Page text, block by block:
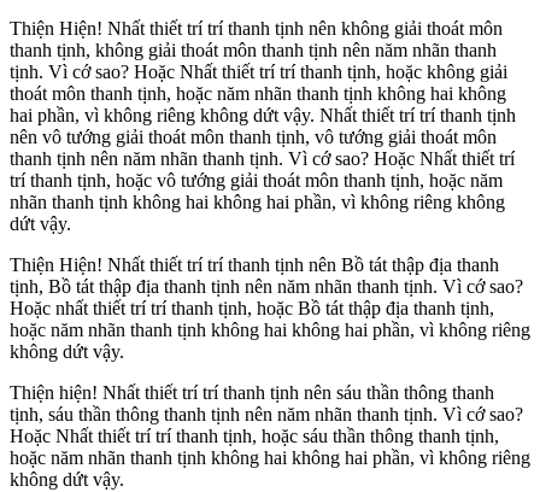
Thiện Hiện! Nhất thiết trí trí thanh tịnh nên không giải thoát môn
thanh tịnh, không giải thoát môn thanh tịnh nên năm nhãn thanh
tịnh. Vì cớ sao? Hoặc Nhất thiết trí trí thanh tịnh, hoặc không giải
thoát môn thanh tịnh, hoặc năm nhãn thanh tịnh không hai không
hai phần, vì không riêng không dứt vậy. Nhất thiết trí trí thanh tịnh
nên vô tướng giải thoát môn thanh tịnh, vô tướng giải thoát môn
thanh tịnh nên năm nhãn thanh tịnh. Vì cớ sao? Hoặc Nhất thiết trí
trí thanh tịnh, hoặc vô tướng giải thoát môn thanh tịnh, hoặc năm
nhãn thanh tịnh không hai không hai phần, vì không riêng không
dứt vậy.
Thiện Hiện! Nhất thiết trí trí thanh tịnh nên Bồ tát thập địa thanh
tịnh, Bồ tát thập địa thanh tịnh nên năm nhãn thanh tịnh. Vì cớ sao?
Hoặc nhất thiết trí trí thanh tịnh, hoặc Bồ tát thập địa thanh tịnh,
hoặc năm nhãn thanh tịnh không hai không hai phần, vì không riêng
không dứt vậy.
Thiện hiện! Nhất thiết trí trí thanh tịnh nên sáu thần thông thanh
tịnh, sáu thần thông thanh tịnh nên năm nhãn thanh tịnh. Vì cớ sao?
Hoặc Nhất thiết trí trí thanh tịnh, hoặc sáu thần thông thanh tịnh,
hoặc năm nhãn thanh tịnh không hai không hai phần, vì không riêng
không dứt vậy.